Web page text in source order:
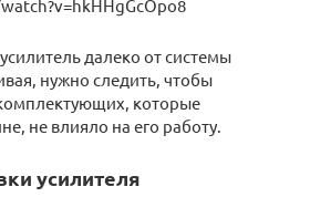
далеко от системы
нужно следить, чтобы
которые
не влияло на его работу.
усилителя